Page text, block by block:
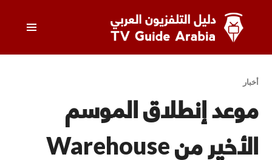
المحتوى
دليل التلفزيون العربي
أخبار
موعد إنطلاق الموسم
الأخير من Warehouse